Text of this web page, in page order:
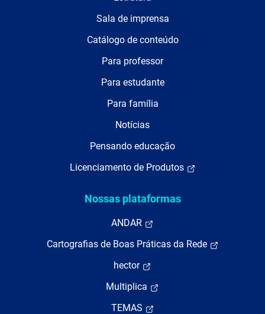
Sala de imprensa
Catálogo de conteúdo
Para professor
Para estudante
Para família
Notícias
Pensando educação
Licenciamento de Produtos
Nossas plataformas
ANDAR
Cartografias de Boas Práticas da Rede
hector
Multiplica
TEMAS